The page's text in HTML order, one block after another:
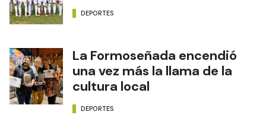
DEPORTES
La Formoseñada encendió
una vez más la llama de la
cultura local
DEPORTES